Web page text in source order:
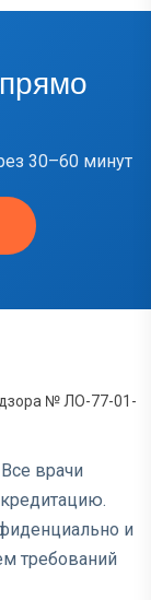
30–60 минут
№ ЛО-77-01-
врачи
и
требований